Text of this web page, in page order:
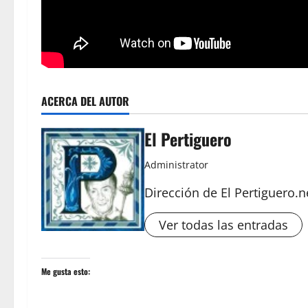
ACERCA DEL AUTOR
El Pertiguero
Administrator
Dirección de El
Ver todas las entradas
Me gusta esto: